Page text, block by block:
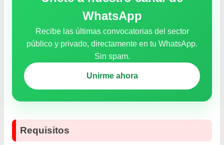
WhatsApp
Recibe las últimas convocatorias del sector
público y privado, directamente en tu WhatsApp.
Sin spam.
Unirme ahora
Requisitos